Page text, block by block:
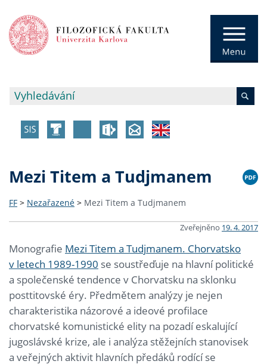
Mezi Titem a Tudjmanem
FF > Nezařazené > Mezi Titem a Tudjmanem
Zveřejněno 19. 4. 2017
Monografie Mezi Titem a Tudjmanem. Chorvatsko
v letech 1989-1990 se soustřeďuje na hlavní politické
a společenské tendence v Chorvatsku na sklonku
posttitovské éry. Předmětem analýzy je nejen
charakteristika názorové a ideové profilace
chorvatské komunistické elity na pozadí eskalující
jugoslávské krize, ale i analýza stěžejních stanovisek
a veřejných aktivit hlavních předáků rodící se